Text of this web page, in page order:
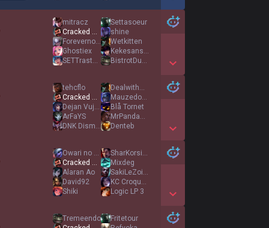
Show More Detail Games
mitracz
Cracked Bambi
Forevernoob
Ghostiex
SETTrastorno
Settasoeur
shine
Wetkitten
Kekesanssmite
BistrotDuMidLane
Show More Detail Games
tehcflo
Cracked Bambi
Dejan Vujkov
ArFaYS
DNK Dismay
Dealwithwave
Mauzedong
Blå Tornet
MrPandaRoux
Denteb
Show More Detail Games
Owari no Briar
Cracked Bambi
Alaran Ao
David92
Shiki
SharKorsica
Mixdeg
SakiLeZoiseau
KC Croquette
Logic LP 3
Show More Detail Games
Tremeendo
Fritetour